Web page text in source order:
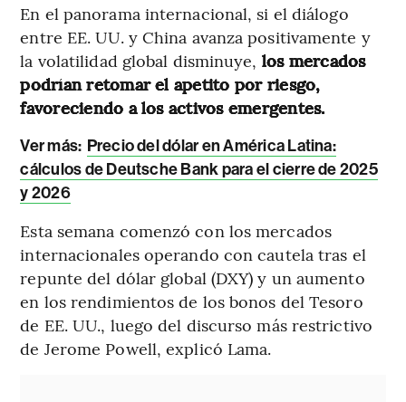
En el panorama internacional, si el diálogo
entre EE. UU. y China avanza positivamente y
la volatilidad global disminuye, los mercados
podrían retomar el apetito por riesgo,
favoreciendo a los activos emergentes.
Ver más: Precio del dólar en América Latina:
cálculos de Deutsche Bank para el cierre de 2025
y 2026
Esta semana comenzó con los mercados
internacionales operando con cautela tras el
repunte del dólar global (DXY) y un aumento
en los rendimientos de los bonos del Tesoro
de EE. UU., luego del discurso más restrictivo
de Jerome Powell, explicó Lama.